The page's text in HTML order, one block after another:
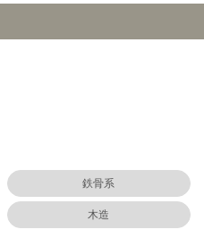
鉄骨系
木造